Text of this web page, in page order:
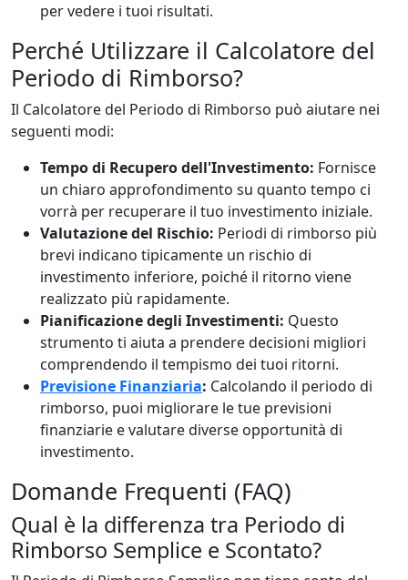
per vedere i tuoi risultati.
Perché Utilizzare il Calcolatore del
Periodo di Rimborso?
Il Calcolatore del Periodo di Rimborso può aiutare nei
seguenti modi:
Tempo di Recupero dell'Investimento: Fornisce
un chiaro approfondimento su quanto tempo ci
vorrà per recuperare il tuo investimento iniziale.
Valutazione del Rischio: Periodi di rimborso più
brevi indicano tipicamente un rischio di
investimento inferiore, poiché il ritorno viene
realizzato più rapidamente.
Pianificazione degli Investimenti: Questo
strumento ti aiuta a prendere decisioni migliori
comprendendo il tempismo dei tuoi ritorni.
Previsione Finanziaria: Calcolando il periodo di
rimborso, puoi migliorare le tue previsioni
finanziarie e valutare diverse opportunità di
investimento.
Domande Frequenti (FAQ)
Qual è la differenza tra Periodo di
Rimborso Semplice e Scontato?